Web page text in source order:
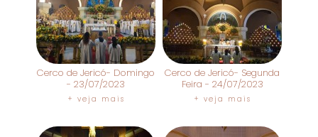
Cerco de Jericó- Domingo
- 23/07/2023
+ veja mais
Cerco de Jericó- Segunda
Feira - 24/07/2023
+ veja mais